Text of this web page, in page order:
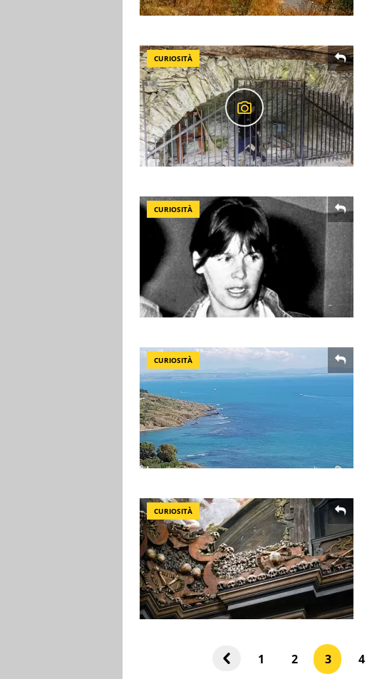
CURIOSITÀ
CURIOSITÀ
CURIOSITÀ
CURIOSITÀ
1 2 3 4